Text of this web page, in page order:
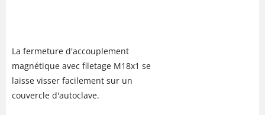
La fermeture d'accouplement
magnétique avec filetage M18x1 se
laisse visser facilement sur un
couvercle d'autoclave.